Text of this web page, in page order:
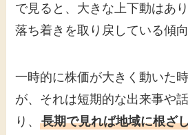
で見ると、大きな上下動はあ
落ち着きを取り戻している傾向
一時的に株価が大きく動いた
が、それは短期的な出来事や
り、長期で見れば地域に根ざ